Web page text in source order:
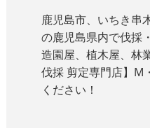
鹿児島市、いちき串
の鹿児島県内で伐採
造園屋、植木屋、林
伐採 剪定専門店】M
ください！